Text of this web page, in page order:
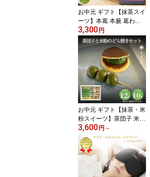
お返し 京寿庵ともえ 贈
答
お中元 ギフト【抹茶スイ
ーツ】本葛 本蕨 葛わら
び 葛練り 葛餅 わらび餅
抹茶 御中元 御挨拶 御祝
御供 詰め合わせ 葛アイ
ス 葛バー 葛アイスバー
高級宇治抹茶 京都 和菓
子 京菓子 和スイーツ 宇
治抹茶 高級菓子 高級お
菓子 無添加 京寿庵とも
え 贈り物 プレゼント 贈
答
3,300 円
お中元 ギフト【抹茶・米
粉スイーツ】茶団子 米粉
もちもちどら焼きセット
御中元 御挨拶 御供 御祝
詰め合わせ 抹茶きな粉餡
高級宇治抹茶 京都 和菓
子 京菓子 和スイーツ 高
級菓子 高級お菓子 てん
3,600 円 ～